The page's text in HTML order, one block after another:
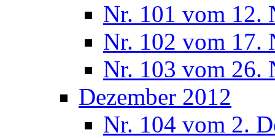
Nr. 101 vom 12.
Nr. 102 vom 17.
Nr. 103 vom 26.
Dezember 2012
Nr. 104 vom 2.